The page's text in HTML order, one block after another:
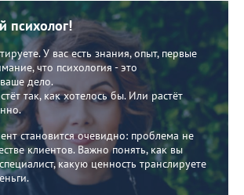
психолог!
У вас есть знания, опыт, первые
что психология - это
дело.
так, как хотелось бы. Или растёт
становится очевидно: проблема не
клиентов. Важно понять, как вы
какую ценность транслируете